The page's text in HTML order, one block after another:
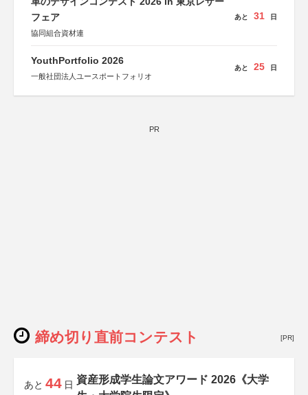
フェア
協同組合資材連
あと 31 日
YouthPortfolio 2026
一般社団法人ユースポートフォリオ
あと 25 日
PR
締め切り直前コンテスト [PR]
あと 44 日 資産形成学生論文アワード 2026《大学